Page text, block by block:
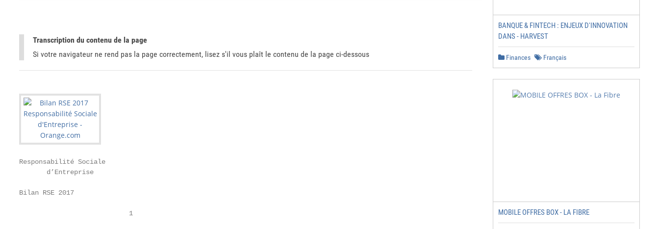
Transcription du contenu de la page
Si votre navigateur ne rend pas la page correctement, lisez s'il vous plaît le contenu de la page ci-dessous
Responsabilité Sociale
       d’Entreprise
Bilan RSE 2017
                            1
BANQUE & FINTECH : ENJEUX D'INNOVATION
DANS - HARVEST
Finances Français
MOBILE OFFRES BOX - LA FIBRE